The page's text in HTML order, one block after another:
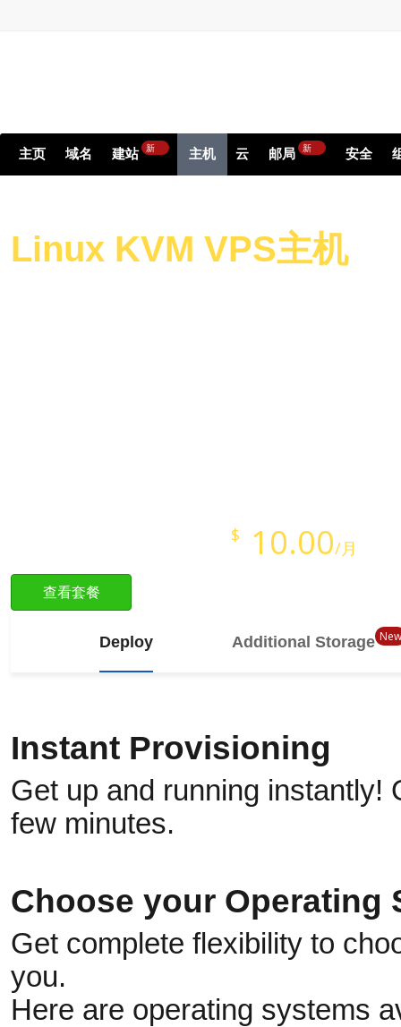
主页 域名 建站 新 主机 云 邮局 新 安全
Linux KVM VPS主机
$ 10.00/月
查看套餐
Deploy Additional Storage New
Instant Provisioning
Get up and running instantly!
few minutes.
Choose your Operating
Get complete flexibility to
you.
Here are operating systems